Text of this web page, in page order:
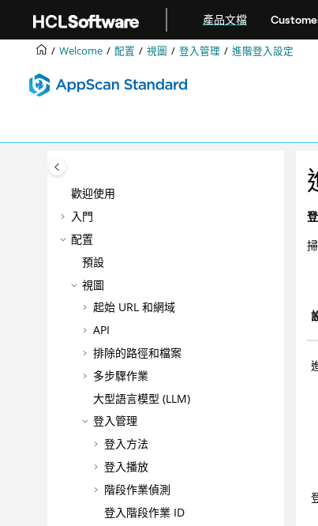
產品文檔
Welcome 配置 視圖 登入管理 進階登入設定
歡迎使用
入門
配置
預設
視圖
起始 URL 和網域
API
排除的路徑和檔案
多步驟作業
大型語言模型 (LLM)
登入管理
登入方法
登入播放
階段作業偵測
登入階段作業 ID